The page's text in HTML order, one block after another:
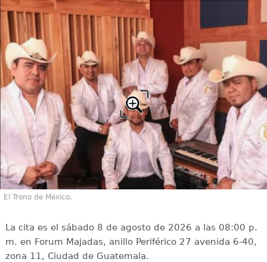
El Trono de México.
La cita es el sábado 8 de agosto de 2026 a las 08:00 p.
m. en Forum Majadas, anillo Periférico 27 avenida 6-40,
zona 11, Ciudad de Guatemala.